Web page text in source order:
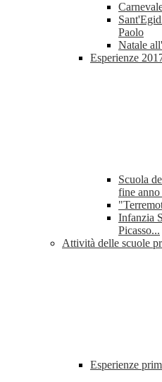
Paolo
Natale
Esperienze
Scuola
fine
Infanzia
Picasso...
Attività delle scuole
Esperienze